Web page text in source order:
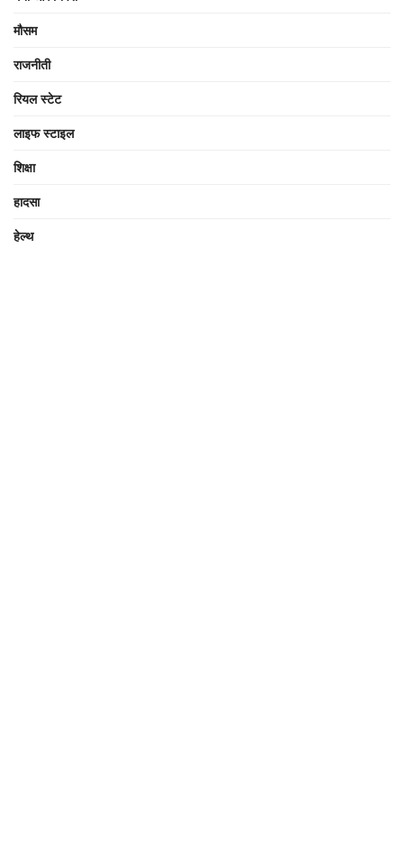
मौसम
राजनीती
रियल स्टेट
लाइफ स्टाइल
शिक्षा
हादसा
हेल्थ